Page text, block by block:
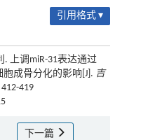
引用格式 ▾
上调miR-31表达通过
成骨分化的影响[J]. 吉
419
下一篇